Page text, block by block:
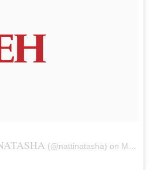
(@nattinatasha) on May 6, 2018 at 11:50am PDT